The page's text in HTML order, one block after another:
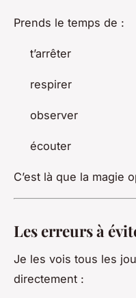
Prends le temps de :
t’arrêter
respirer
observer
écouter
C’est là que la magie
Les erreurs à
Je les vois tous les
directement :